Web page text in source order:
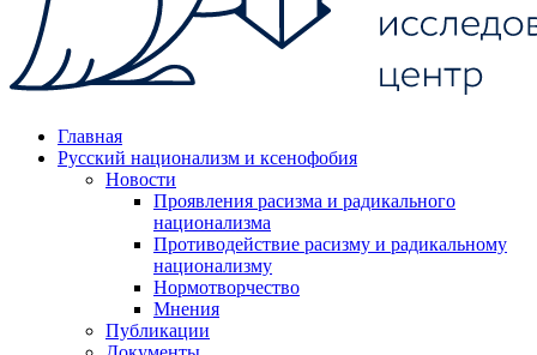
Главная
Русский национализм и ксенофобия
Новости
Проявления расизма и радикального
национализма
Противодействие расизму и радикальному
национализму
Нормотворчество
Мнения
Публикации